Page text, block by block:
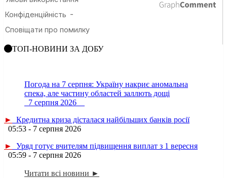
ТОП-НОВИНИ ЗА ДОБУ
Погода на 7 серпня: Україну накриє аномальна
спека, але частину областей заллють дощі
7 серпня 2026
►
Кредитна криза дісталася найбільших банків росії
05:53 - 7 серпня 2026
►
Уряд готує вчителям підвищення виплат з 1 вересня
05:59 - 7 серпня 2026
Читати всі новини ►